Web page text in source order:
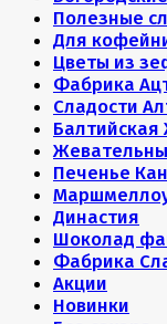
Полезные
Для
Цветы из
Фабрика
Сладости
Печенье
Династия
Шоколад
Фабрика
Акции
Новинки